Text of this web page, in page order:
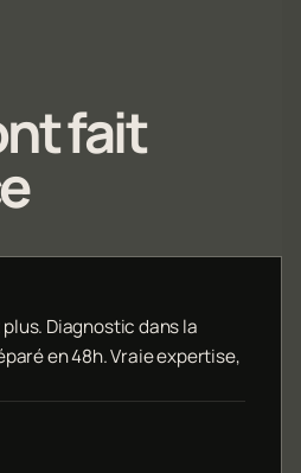
fait
Diagnostic dans la
en 48h. Vraie expertise,